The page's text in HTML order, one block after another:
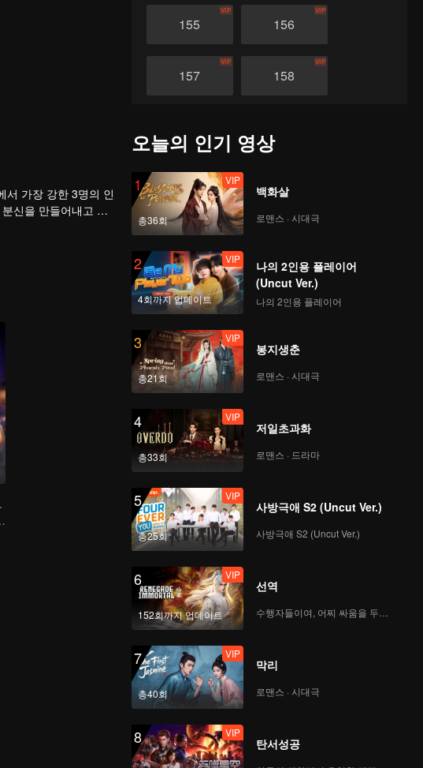
155
VIP
156
VIP
157
VIP
158
VIP
161
163
VIP
164
VIP
165
VIP
166
VIP
167
169
VIP
170
171
VIP
172
173
VIP
175
VIP
176
177
VIP
178
서 가장 강한 3명의 인
신을 만들어내고 지
day and night.
오늘의 인기 영상
1
총36회
VIP
백화살
로맨스 · 시대극
2
4회까지 업데이트
VIP
나의 2인용 플레이어
(Uncut Ver.)
나의 2인용 플레이어
3
총21회
VIP
봉지생춘
로맨스 · 시대극
4
총33회
VIP
저일초과화
로맨스 · 드라마
5
총25회
VIP
사방극애 S2 (Uncut Ver.)
사방극애 S2 (Uncut Ver.)
6
152회까지 업데이트
VIP
선역
7
총40회
VIP
막리
로맨스 · 시대극
8 VIP
탄서성공